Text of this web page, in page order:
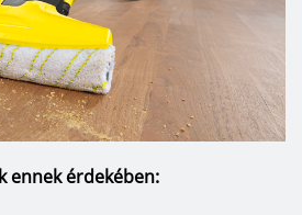
ennek érdekében: